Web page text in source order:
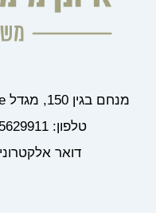
מנחם בגין 150, מגדל we קומה 11, תל אביב 6492105
טלפון: 03-5629911, פקס: 03-5625353
דואר